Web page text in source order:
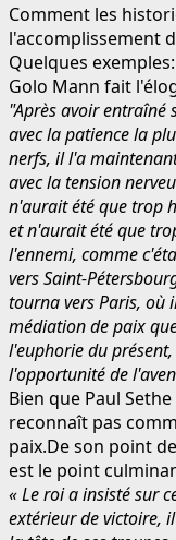
Comment les
l'accomplissement
Quelques exemples:
Golo Mann fait
"Après avoir entraîné
avec la patience la
nerfs, il l'a
avec la tension
n'aurait été que trop
et n'aurait été que
l'ennemi, comme
vers Saint-
tourna vers Paris, où
médiation de paix
l'euphorie du
l'opportunité de
Bien que Paul
reconnaît pas
paix.De son point
est le point
« Le roi a insisté sur
extérieur de victoire,